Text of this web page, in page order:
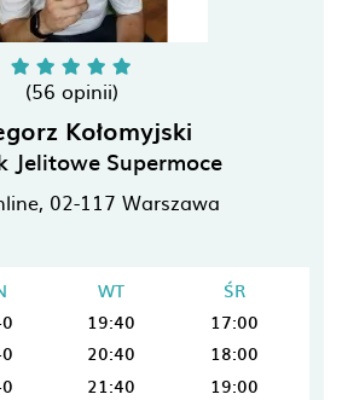
(56 opinii)
Kołomyjski
Jelitowe Supermoce
02-117 Warszawa
WT
ŚR
19:40
17:00
20:40
18:00
21:40
19:00